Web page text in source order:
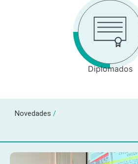
Diplomados
Novedades /